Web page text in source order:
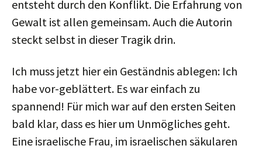
entsteht durch den Konflikt. Die Erfahrung von
Gewalt ist allen gemeinsam. Auch die Autorin
steckt selbst in dieser Tragik drin.
Ich muss jetzt hier ein Geständnis ablegen: Ich
habe vor-geblättert. Es war einfach zu
spannend! Für mich war auf den ersten Seiten
bald klar, dass es hier um Unmögliches geht.
Eine israelische Frau, im israelischen säkularen